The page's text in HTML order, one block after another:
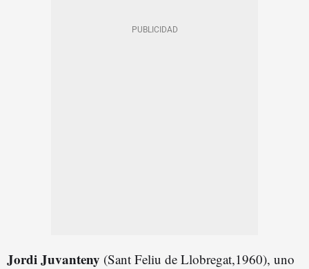
Jordi Juvanteny (Sant Feliu de Llobregat,1960), uno